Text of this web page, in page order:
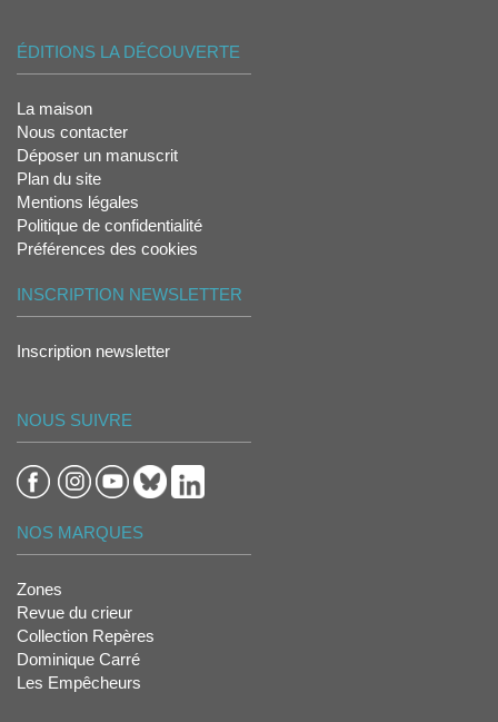
ÉDITIONS LA DÉCOUVERTE
La maison
Nous contacter
Déposer un manuscrit
Plan du site
Mentions légales
Politique de confidentialité
Préférences des cookies
INSCRIPTION NEWSLETTER
Inscription newsletter
NOUS SUIVRE
NOS MARQUES
Zones
Revue du crieur
Collection Repères
Dominique Carré
Les Empêcheurs